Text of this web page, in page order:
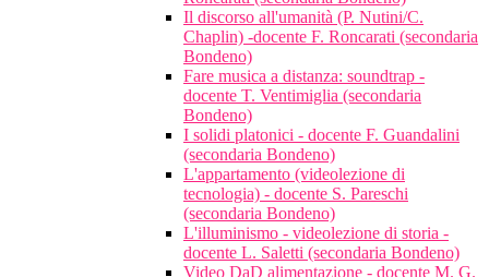
Il discorso all'umanità (P. Nutini/C.
Chaplin) -docente F. Roncarati (secondaria
Bondeno)
Fare musica a distanza: soundtrap -
docente T. Ventimiglia (secondaria
Bondeno)
I solidi platonici - docente F. Guandalini
(secondaria Bondeno)
L'appartamento (videolezione di
tecnologia) - docente S. Pareschi
(secondaria Bondeno)
L'illuminismo - videolezione di storia -
docente L. Saletti (secondaria Bondeno)
Video DaD alimentazione - docente M. G.